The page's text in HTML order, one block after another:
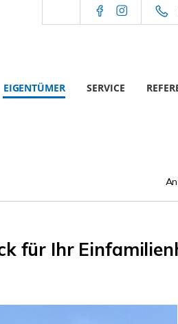
EIGENTÜMER SERVICE
für Ihr